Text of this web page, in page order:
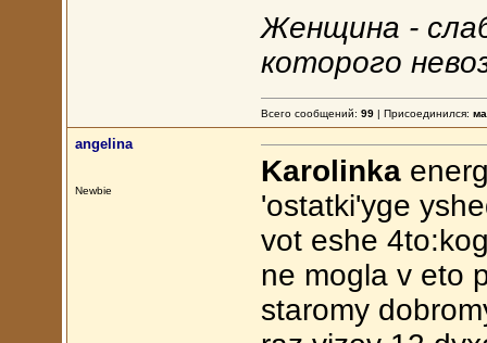
Женщина -
которого
Всего сообщений: 99| Присоединился:
angelina
Newbie
Karolinka
'ostatki'yge
vot eshe
ne mogla v eto
staromy